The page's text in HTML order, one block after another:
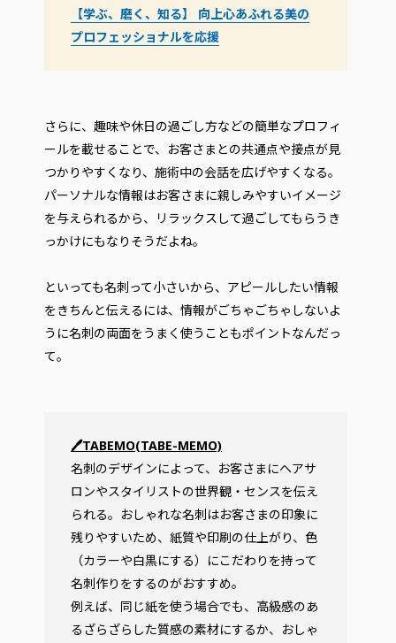
【学ぶ、磨く、知る】 向上心あふれる美の
プロフェッショナルを応援
さらに、趣味や休日の過ごし方などの簡単なプロフィ
ールを載せることで、お客さまとの共通点や接点が見
つかりやすくなり、施術中の会話を広げやすくなる。
パーソナルな情報はお客さまに親しみやすいイメージ
を与えられるから、リラックスして過ごしてもらうき
っかけにもなりそうだよね。
といっても名刺って小さいから、アピールしたい情報
をきちんと伝えるには、情報がごちゃごちゃしないよ
うに名刺の両面をうまく使うこともポイントなんだっ
て。
🖊TABEMO(TABE-MEMO)
名刺のデザインによって、お客さまにヘアサ
ロンやスタイリストの世界観・センスを伝え
られる。おしゃれな名刺はお客さまの印象に
残りやすいため、紙質や印刷の仕上がり、色
（カラーや白黒にする）にこだわりを持って
名刺作りをするのがおすすめ。
例えば、同じ紙を使う場合でも、高級感のあ
るざらざらした質感の素材にするか、おしゃ